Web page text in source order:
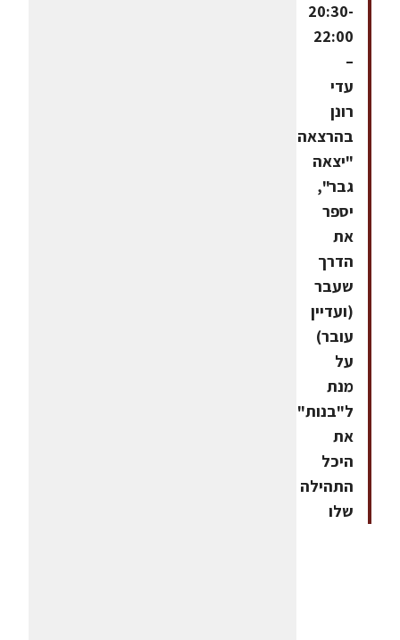
20:30-
22:00
–
עדי
רונן
בהרצאה
"יצאה
גבר",
יספר
את
הדרך
שעבר
(ועדיין
עובר)
על
מנת
ל"בנות"
את
היכל
התהילה
שלו